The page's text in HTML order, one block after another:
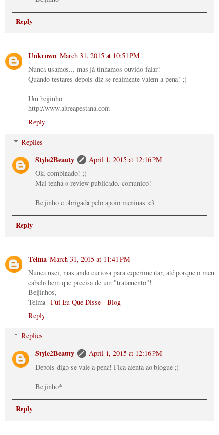
Reply
Unknown March 31, 2015 at 10:51 PM
Nunca usamos... mas já tínhamos ouvido falar!
Quando testares depois diz se realmente valem a pena! ;)
Um beijinho
http://www.abreapestana.com
Reply
Replies
Style2Beauty
April 1, 2015 at 12:16 PM
Ok, combinado! ;)
Mal tenha o review publicado, comunico!
Beijinho e obrigada pelo apoio meninas <3
Reply
Telma March 31, 2015 at 11:41 PM
Nunca usei, mas ando curiosa para experimentar, até porque o meu
cabelo bem que precisa de um "tratamento"!
Beijinhos,
Telma | Fui Eu Que Disse - Blog
Reply
Replies
Style2Beauty
April 1, 2015 at 12:16 PM
Depois digo se vale a pena! Fica atenta ao blogue ;)
Beijinho*
Reply